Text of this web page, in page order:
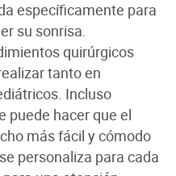
específicamente para
su sonrisa.
quirúrgicos
tanto en
Incluso
puede hacer que el
más fácil y cómodo
personaliza para cada